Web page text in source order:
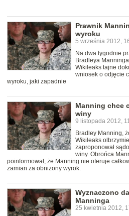
Prawnik
wyroku
5 września 2012,
Na dwa tygodnie
Bradleya
Wikileaks tajne
wniosek o odjęcie
wyroku, jaki zapadnie
Manning chce
winy
9 listopada 2012,
Bradley Manning,
Wikileaks
zaproponował
winy. Obrońca
poinformował, że Manning nie oferuje
zamian za obniżony wyrok.
Wyznaczono
Manninga
25 kwietnia 2012,